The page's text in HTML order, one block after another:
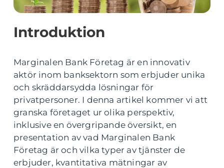
Introduktion
Marginalen Bank Företag är en innovativ
aktör inom banksektorn som erbjuder unika
och skräddarsydda lösningar för
privatpersoner. I denna artikel kommer vi att
granska företaget ur olika perspektiv,
inklusive en övergripande översikt, en
presentation av vad Marginalen Bank
Företag är och vilka typer av tjänster de
erbjuder, kvantitativa mätningar av